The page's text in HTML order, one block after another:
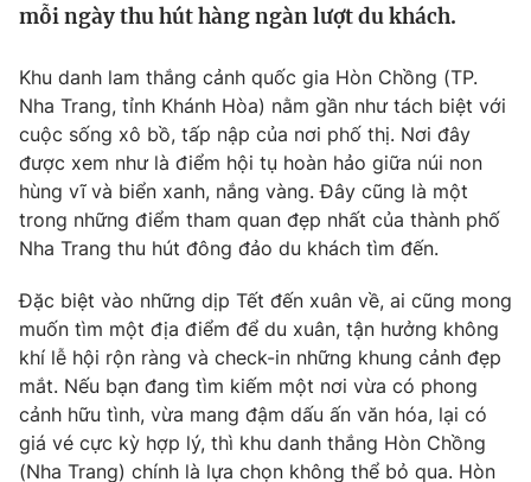
Tin tức
Thế giới đó đây
Câu chuyện quốc tế
Tài chính
Thị trường
Góc doanh nghiệp
Dữ liệu và đời sống
Truyền hình
Phim VTV
Nhân vật
Khán giả
Giải sao mai
Giải trí
Điện ảnh
Âm nhạc
Sao
Đời sống
Du lịch
Làm đẹp
Chất lượng cuộc sống
Giáo dục
Tuyển sinh
Công nghệ
mỗi ngày thu hút hàng ngàn lượt du khách.
Khu danh lam thắng cảnh quốc gia Hòn Chồng (TP.
Nha Trang, tỉnh Khánh Hòa) nằm gần như tách biệt với
cuộc sống xô bồ, tấp nập của nơi phố thị. Nơi đây
được xem như là điểm hội tụ hoàn hảo giữa núi non
hùng vĩ và biển xanh, nắng vàng. Đây cũng là một
trong những điểm tham quan đẹp nhất của thành phố
Nha Trang thu hút đông đảo du khách tìm đến.
Đặc biệt vào những dịp Tết đến xuân về, ai cũng mong
muốn tìm một địa điểm để du xuân, tận hưởng không
khí lễ hội rộn ràng và check-in những khung cảnh đẹp
mắt. Nếu bạn đang tìm kiếm một nơi vừa có phong
cảnh hữu tình, vừa mang đậm dấu ấn văn hóa, lại có
giá vé cực kỳ hợp lý, thì khu danh thắng Hòn Chồng
(Nha Trang) chính là lựa chọn không thể bỏ qua. Hòn